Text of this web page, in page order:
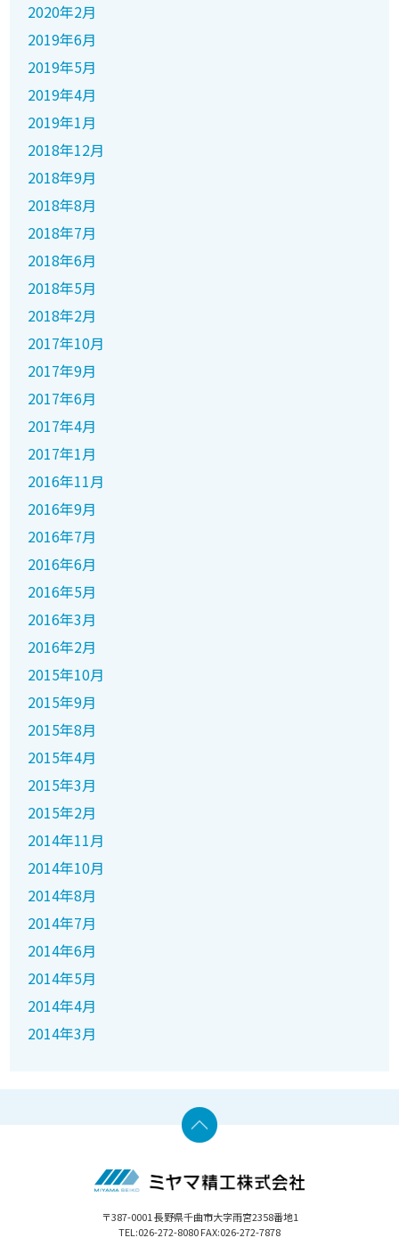
2020年2月
2019年6月
2019年5月
2019年4月
2019年1月
2018年12月
2018年9月
2018年8月
2018年7月
2018年6月
2018年5月
2018年2月
2017年10月
2017年9月
2017年6月
2017年4月
2017年1月
2016年11月
2016年9月
2016年7月
2016年6月
2016年5月
2016年3月
2016年2月
2015年10月
2015年9月
2015年8月
2015年4月
2015年3月
2015年2月
2014年11月
2014年10月
2014年8月
2014年7月
2014年6月
2014年5月
2014年4月
2014年3月
〒387-0001 長野県千曲市大字雨宮2358番地1
TEL:026-272-8080 FAX:026-272-7878